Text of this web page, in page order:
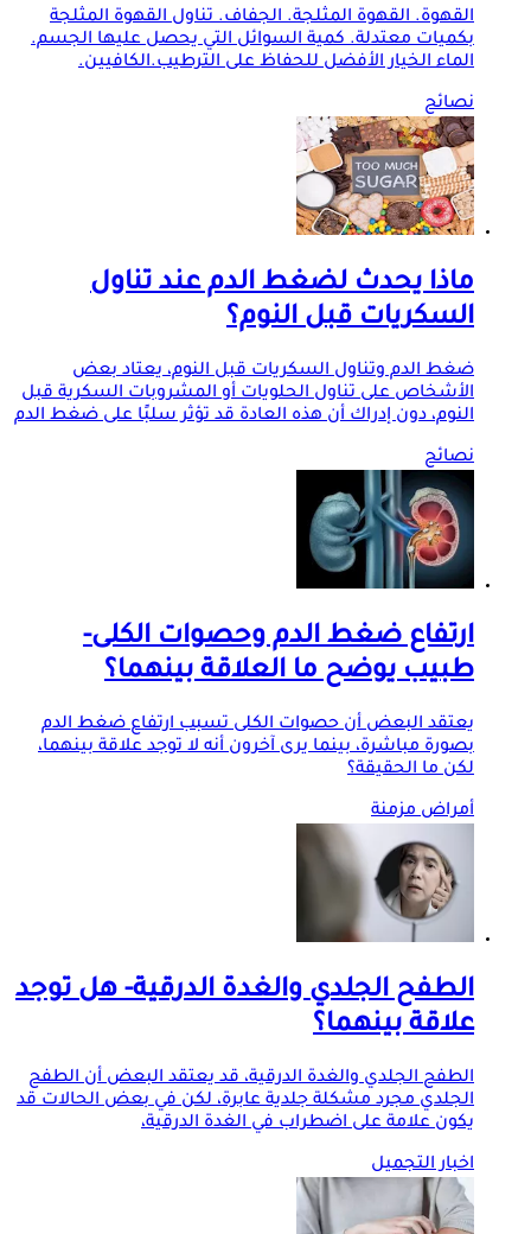
القهوة. القهوة المثلجة. الجفاف. تناول القهوة المثلجة
بكميات معتدلة. كمية السوائل التي يحصل عليها الجسم.
الماء الخيار الأفضل للحفاظ على الترطيب.الكافيين.
نصائح
ماذا يحدث لضغط الدم عند تناول
السكريات قبل النوم؟
ضغط الدم وتناول السكريات قبل النوم، يعتاد بعض
الأشخاص على تناول الحلويات أو المشروبات السكرية قبل
النوم، دون إدراك أن هذه العادة قد تؤثر سلبًا على ضغط الدم
نصائح
ارتفاع ضغط الدم وحصوات الكلى-
طبيب يوضح ما العلاقة بينهما؟
يعتقد البعض أن حصوات الكلى تسبب ارتفاع ضغط الدم
بصورة مباشرة، بينما يرى آخرون أنه لا توجد علاقة بينهما،
لكن ما الحقيقة؟
أمراض مزمنة
الطفح الجلدي والغدة الدرقية- هل توجد
علاقة بينهما؟
الطفح الجلدي والغدة الدرقية، قد يعتقد البعض أن الطفح
الجلدي مجرد مشكلة جلدية عابرة، لكن في بعض الحالات قد
يكون علامة على اضطراب في الغدة الدرقية،
اخبار التجميل